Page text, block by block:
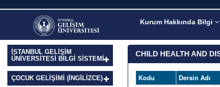
Kurum Hakkında Bilgi
İSTANBUL GELİŞİM
ÜNİVERSİTESİ BİLGİ SİSTEMİ
ÇOCUK GELIŞIMI (İNGILIZCE)
CHILD HEALTH AND
Kodu
Dersin Adı